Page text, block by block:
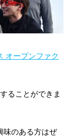
オープンファク
ることができま
味のある方はぜ